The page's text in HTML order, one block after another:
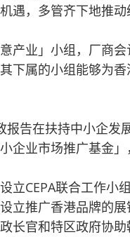
遇，多管齐下地推动
产业」小组，厂商
下属的小组能够为
告在扶持中小企发
业市场推广基金」
CEPA联合工作小
立推广香港品牌的
长官和特区政府协